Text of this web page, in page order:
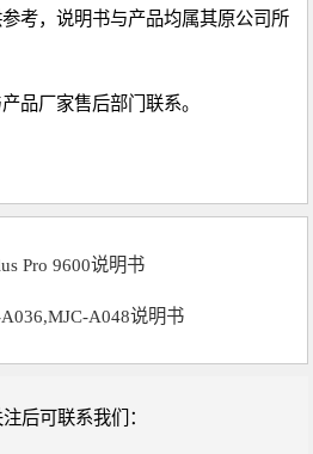
考，说明书与产品均属其原公司所
品厂家售后部门联系。
Pro 9600说明书
A048说明书
后可联系我们：